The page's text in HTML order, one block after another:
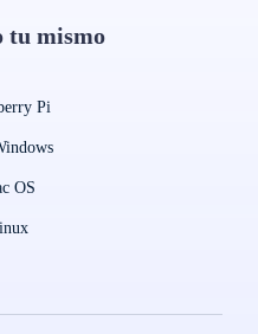
tu mismo
Pi
OS